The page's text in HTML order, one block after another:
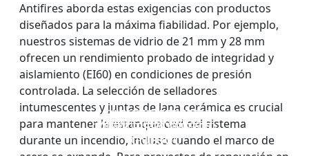
VIDRIO IGNÍFUGO DE
UNA SOLA CAPA
VIDRIO ignífugo de
doble capa
VENTANAS Y PUERTAS
CON ACRISTALAMIENTO
IGNÍFUGO
PARED DIVISOR DE
VIDRIO RESISTENTE AL
FUEGO
Antifires aborda estas exigencias con productos
diseñados para la máxima fiabilidad. Por ejemplo,
nuestros sistemas de vidrio de 21 mm y 28 mm
ofrecen un rendimiento probado de integridad y
aislamiento (EI60) en condiciones de presión
controlada. La selección de selladores
intumescentes y juntas de lana cerámica es crucial
para mantener la estanqueidad del sistema
durante un incendio, incluso cuando el marco de